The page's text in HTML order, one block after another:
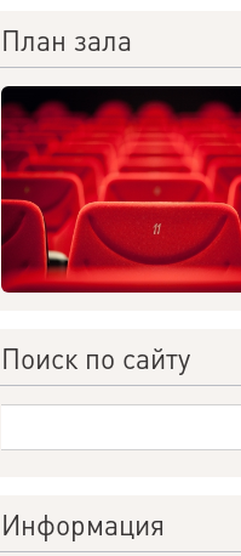
План зала
Поиск по сайту
Информация